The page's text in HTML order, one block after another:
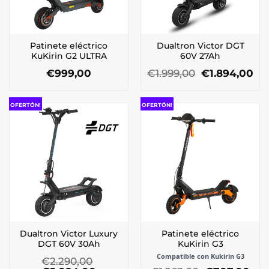
Patinete eléctrico
KuKirin G2 ULTRA
€999,00
Dualtron Victor DGT
60V 27Ah
€1.999,00 El
€1.894,00
OFERTÓN!
Dualtron Victor Luxury
DGT 60V 30Ah
€2.290,00
OFERTÓN!
Patinete eléctrico
KuKirin G3
Compatible con Kukirin G3